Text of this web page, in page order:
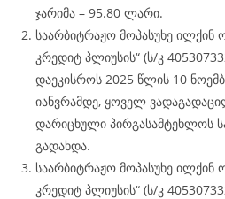
ჯარიმა – 95.80 ლარი.
საარბიტრაჟო მოპასუხე ილქინ
კრედიტ პლიუსის“ (ს/კ
დაეკისროს 2025 წლის 10
იანვრამდე, ყოველ
დარიცხული პირგასამტეხლოს
გადახდა.
საარბიტრაჟო მოპასუხე ილქინ
კრედიტ პლიუსის“ (ს/კ